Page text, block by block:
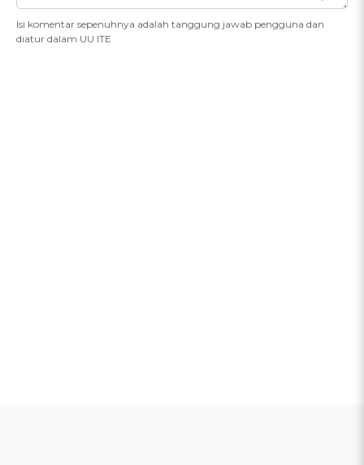
Isi komentar sepenuhnya adalah tanggung jawab pengguna dan
diatur dalam UU ITE